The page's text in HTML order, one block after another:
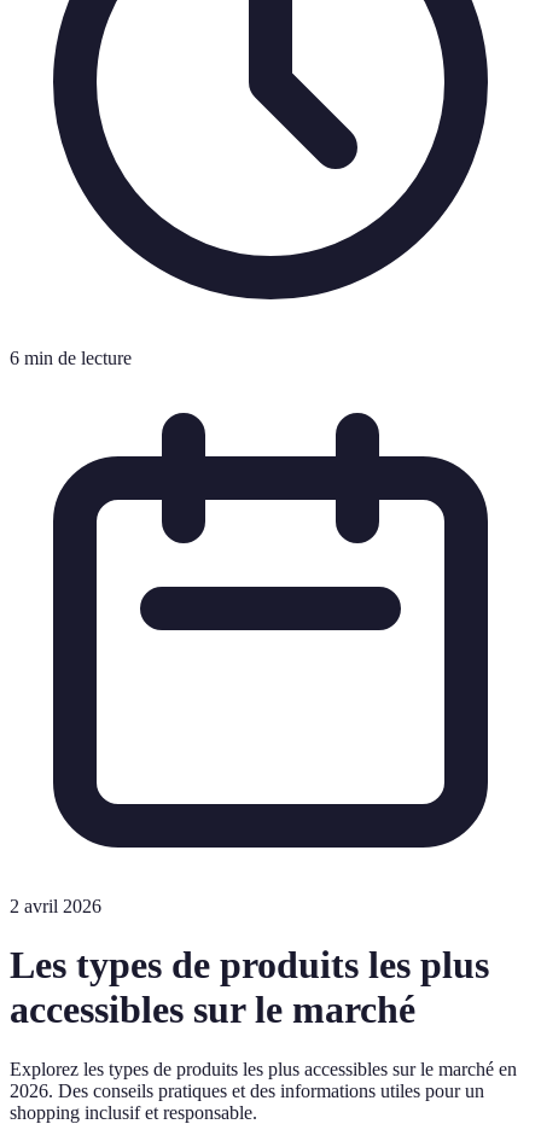
6 min de lecture
2 avril 2026
Les types de produits les plus
accessibles sur le marché
Explorez les types de produits les plus accessibles sur le marché en
2026. Des conseils pratiques et des informations utiles pour un
shopping inclusif et responsable.